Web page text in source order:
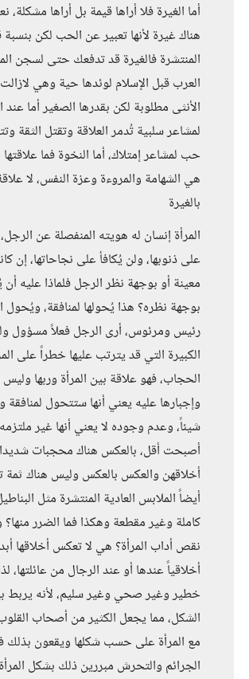
أما الغيرة فلا أراها قيمة بل أراها
هناك غيرة لأنها تعبير عن الحب لكن بنسبة
المنتشرة فالغيرة قد تدفعك حتى لسجن
العرب قبل الإسلام لوئدها حية وهي
الأنثى مطلوبة لكن بقدرها الصغير أما عند
لمشاعر سلبية تُدمر العلاقة وتقتل الثقة
حب لمشاعر إمتلاك، أما النخوة فما
هي الشهامة والمروءة وعزة النفس، لا
بالغيرة
المرأة إنسان له هويته المنفصلة عن
على ذنوبها، ولن يُكافأ على نجاحاتها، إن
معينة أو بوجهة نظر الرجل فلماذا عليه أن
بوجهة نظره؟ هذا يُحولها لمنافقة، ويُحول
رئيس ومرئوس، أرى الرجل فعلاً مسؤول
الكبيرة التي قد يترتب عليها خطراً على
الحجاب، فهو علاقة بين المرأة وربها
وإجبارها عليه يعني أنها ستتحول لمنافقة
شيئاً، وعدم وجوده لا يعني أنها غير
أصبحت أقل، بالعكس هناك محجبات
أخلاقهن والعكس بالعكس وليس هناك ثمة
أيضاً الملابس العادية المنتشرة مثل
كاملة وغير مقطعة وهكذا فما الضرر منها؟
نقص أداب المرأة؟ هي لا تعكس أخلاقها
أخلاقياً عندها أو عند الرجال من عائلتها،
خطير وغير صحي وغير سليم، لأنه يربط
الشكل، مما يجعل الكثير من أصحاب
مع المرأة على حسب شكلها ويقعون بذلك
الجرائم والتحرش مبررين ذلك بشكل